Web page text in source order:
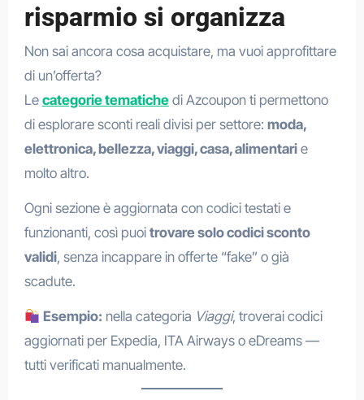
risparmio si organizza
Non sai ancora cosa acquistare, ma vuoi approfittare
di un’offerta?
Le categorie tematichedi Azcoupon ti permettono
di esplorare sconti reali divisi per settore: moda,
elettronica, bellezza, viaggi, casa, alimentarie
molto altro.
Ogni sezione è aggiornata con codici testati e
funzionanti, così puoi trovare solo codici sconto
validi, senza incappare in offerte “fake” o già
scadute.
Esempio: nella categoria Viaggi, troverai codici
aggiornati per Expedia, ITA Airways o eDreams —
tutti verificati manualmente.